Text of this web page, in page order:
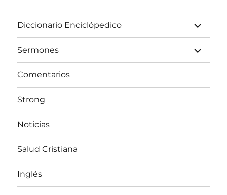
Diccionario Enciclópedico
expandir
el
menú
inferior
Sermones
expandir
el
menú
Comentarios
Strong
Noticias
Salud Cristiana
Inglés